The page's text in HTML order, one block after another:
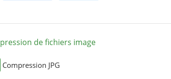
de fichiers image
Compression JPG